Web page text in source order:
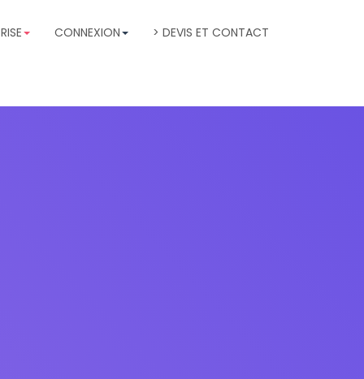
CONNEXION > DEVIS ET CONTACT